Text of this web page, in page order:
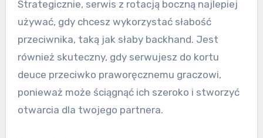
Strategicznie, serwis z rotacją boczną najlepiej
używać, gdy chcesz wykorzystać słabość
przeciwnika, taką jak słaby backhand. Jest
również skuteczny, gdy serwujesz do kortu
deuce przeciwko praworęcznemu graczowi,
ponieważ może ściągnąć ich szeroko i stworzyć
otwarcia dla twojego partnera.